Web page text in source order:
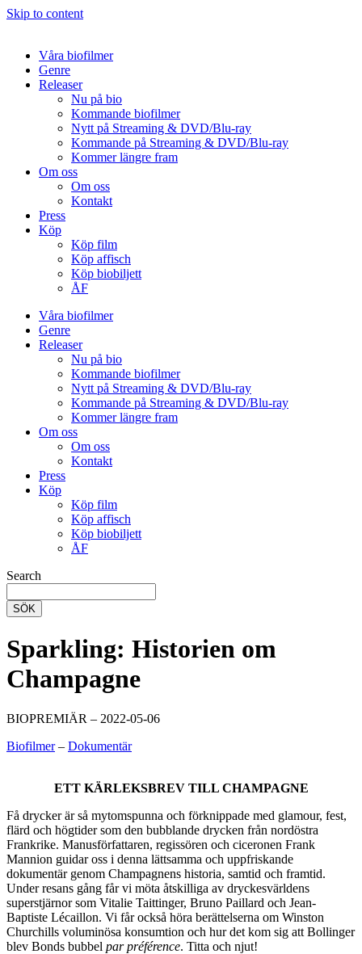
Skip to content
Våra biofilmer
Genre
Releaser
Nu på bio
Kommande biofilmer
Nytt på Streaming & DVD/Blu-ray
Kommande på Streaming & DVD/Blu-ray
Kommer längre fram
Om oss
Om oss
Kontakt
Press
Köp
Köp film
Köp affisch
Köp biobiljett
ÅF
Våra biofilmer
Genre
Releaser
Nu på bio
Kommande biofilmer
Nytt på Streaming & DVD/Blu-ray
Kommande på Streaming & DVD/Blu-ray
Kommer längre fram
Om oss
Om oss
Kontakt
Press
Köp
Köp film
Köp affisch
Köp biobiljett
ÅF
Search
SÖK
Sparkling: Historien om
Champagne
BIOPREMIÄR – 2022-05-06
Biofilmer– Dokumentär
ETT KÄRLEKSBREV TILL CHAMPAGNE
Få drycker är så mytomspunna och förknippade med glamour, fest,
flärd och högtider som den bubblande drycken från nordöstra
Frankrike. Manusförfattaren, regissören och ciceronen Frank
Mannion guidar oss i denna lättsamma och uppfriskande
dokumentär genom Champagnens historia, samtid och framtid.
Under resans gång får vi möta åtskilliga av dryckesvärldens
superstjärnor som Vitalie Taittinger, Bruno Paillard och Jean-
Baptiste Lécaillon. Vi får också höra berättelserna om Winston
Churchills voluminösa konsumtion och hur det kom sig att Bollinger
blev Bonds bubbel par préférence. Titta och njut!